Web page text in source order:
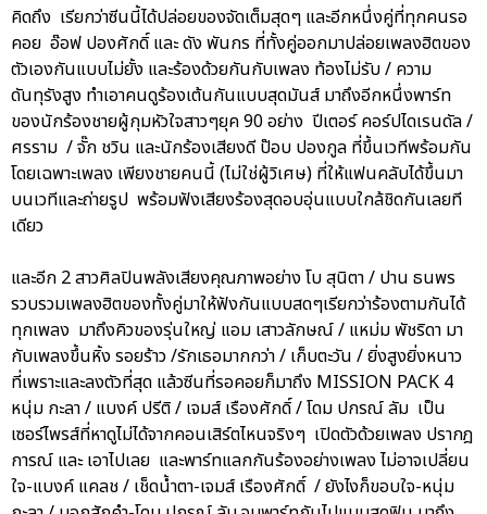
คิดถึง เรียกว่าซีนนี้ได้ปล่อยของจัดเต็มสุดๆ และอีกหนึ่งคู่ที่ทุกคนรอ
คอย อ๊อฟ ปองศักดิ์ และ ดัง พันกร ที่ทั้งคู่ออกมาปล่อยเพลงฮิตของ
ตัวเองกันแบบไม่ยั้ง และร้องด้วยกันกับเพลง ท้องไม่รับ / ความ
ดันทุรังสูง ทำเอาคนดูร้องเต้นกันแบบสุดมันส์ มาถึงอีกหนึ่งพาร์ท
ของนักร้องชายผู้กุมหัวใจสาวๆยุค 90 อย่าง ปีเตอร์ คอร์ปไดเรนดัล /
ศรราม / จั๊ก ชวิน และนักร้องเสียงดี ป๊อบ ปองกูล ที่ขึ้นเวทีพร้อมกัน
โดยเฉพาะเพลง เพียงชายคนนี้ (ไม่ใช่ผู้วิเศษ) ที่ให้แฟนคลับได้ขึ้นมา
บนเวทีและถ่ายรูป พร้อมฟังเสียงร้องสุดอบอุ่นแบบใกล้ชิดกันเลยที
เดียว
และอีก 2 สาวศิลปินพลังเสียงคุณภาพอย่าง โบ สุนิตา / ปาน ธนพร
รวบรวมเพลงฮิตของทั้งคู่มาให้ฟังกันแบบสดๆเรียกว่าร้องตามกันได้
ทุกเพลง มาถึงคิวของรุ่นใหญ่ แอม เสาวลักษณ์ / แหม่ม พัชริดา มา
กับเพลงขึ้นหิ้ง รอยร้าว /รักเธอมากกว่า / เก็บตะวัน / ยิ่งสูงยิ่งหนาว
ที่เพราะและลงตัวที่สุด แล้วซีนที่รอคอยก็มาถึง MISSION PACK 4
หนุ่ม กะลา / แบงค์ ปรีติ / เจมส์ เรืองศักดิ์ / โดม ปกรณ์ ลัม เป็น
เซอร์ไพรส์ที่หาดูไม่ได้จากคอนเสิร์ตไหนจริงๆ เปิดตัวด้วยเพลง ปรากฎ
การณ์ และ เอาไปเลย และพาร์ทแลกกันร้องอย่างเพลง ไม่อาจเปลี่ยน
ใจ-แบงค์ แคลช / เช็ดน้ำตา-เจมส์ เรืองศักดิ์ / ยังไงก็ขอบใจ-หนุ่ม